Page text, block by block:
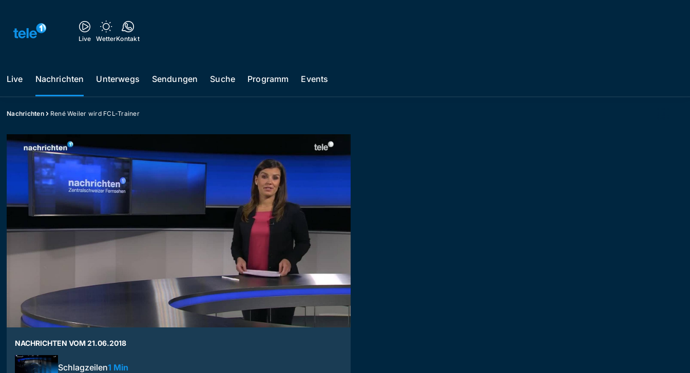
Live WetterKontakt
Live Nachrichten Unterwegs Sendungen Suche Programm Events
Nachrichten René Weiler wird FCL-Trainer
NACHRICHTEN VOM 21.06.2018
Schlagzeilen1 Min